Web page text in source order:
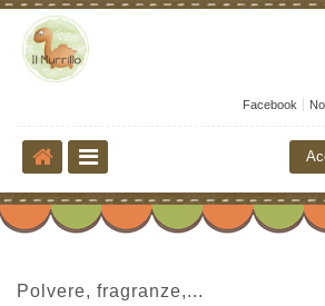
Facebook
Polvere, fragranze,...